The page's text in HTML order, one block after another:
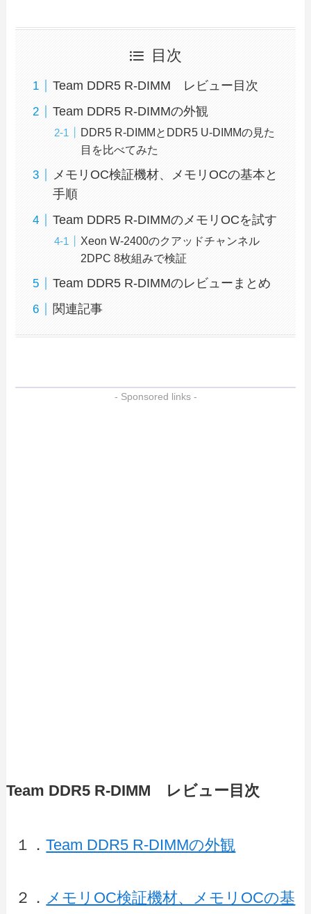
目次
Team DDR5 R-DIMM レビュー目次
Team DDR5 R-DIMMの外観
DDR5 R-DIMMとDDR5 U-DIMMの見た
目を比べてみた
メモリOC検証機材、メモリOCの基本と
手順
Team DDR5 R-DIMMのメモリOCを試す
Xeon W-2400のクアッドチャンネル
2DPC 8枚組みで検証
Team DDR5 R-DIMMのレビューまとめ
関連記事
- Sponsored links -
Team DDR5 R-DIMM レビュー目次
１．Team DDR5 R-DIMMの外観
２． メモリOC検証機材、メモリOCの基